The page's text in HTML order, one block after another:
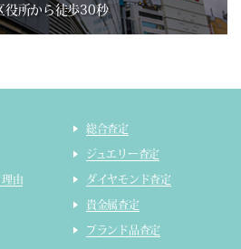
役所から徒歩30秒
由
総合査定
ジュエリー査定
ダイヤモンド査定
貴金属査定
ブランド品査定